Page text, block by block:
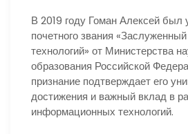
В 2019 году Гоман Алексей был
почетного звания
технологий» от Министерства
образования Российской
признание подтверждает его
достижения и важный вклад в
информационных технологий.